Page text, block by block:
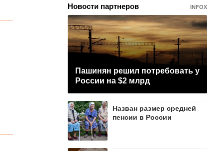
Новости партнеров INFOX
Пашинян рeшил потребовать у
России на $2 млрд
Назван размер средней
пенсии в России